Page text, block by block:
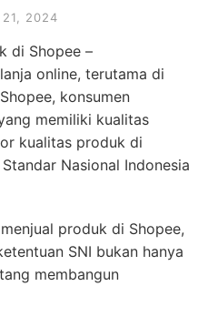
21, 2024
di Shopee –
online, terutama di
konsumen
memiliki kualitas
kualitas produk di
Nasional Indonesia
produk di Shopee,
SNI bukan hanya
membangun